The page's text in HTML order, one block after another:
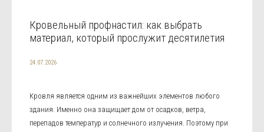
Кровельный профнастил: как выбрать
материал, который прослужит десятилетия
24.07.2026
Кровля является одним из важнейших элементов любого
здания. Именно она защищает дом от осадков, ветра,
перепадов температур и солнечного излучения. Поэтому при